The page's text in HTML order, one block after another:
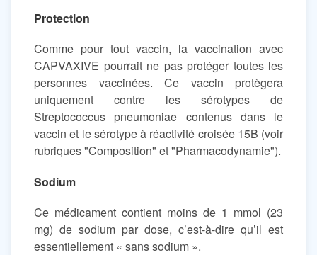
Protection
Comme pour tout vaccin, la vaccination avec
CAPVAXIVE pourrait ne pas protéger toutes les
personnes vaccinées. Ce vaccin protègera
uniquement contre les sérotypes de
Streptococcus pneumoniae contenus dans le
vaccin et le sérotype à réactivité croisée 15B (voir
rubriques "Composition" et "Pharmacodynamie").
Sodium
Ce médicament contient moins de 1 mmol (23
mg) de sodium par dose, c’est-à-dire qu’il est
essentiellement « sans sodium ».